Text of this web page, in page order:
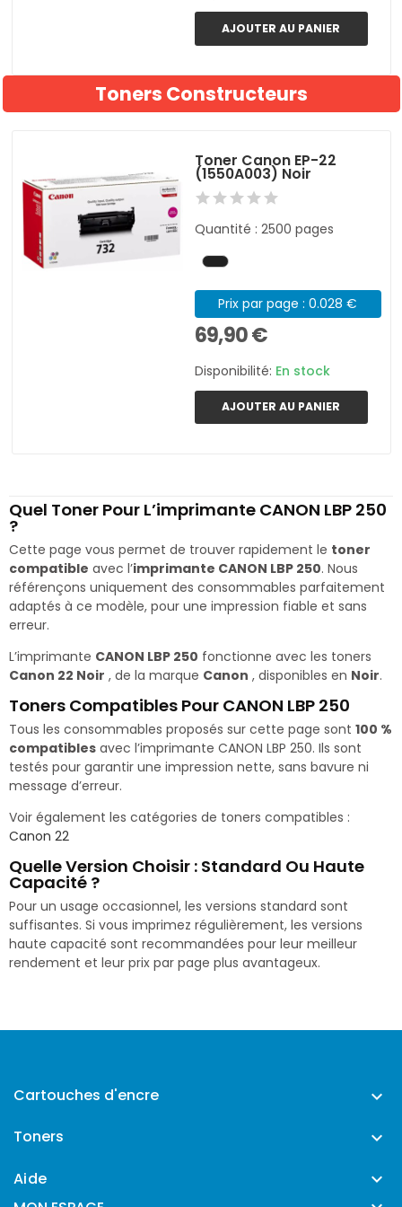
AJOUTER AU PANIER
Toners Constructeurs
Toner Canon EP-22
(1550A003) Noir
Quantité : 2500 pages
Prix par page : 0.028 €
69,90 €
Disponibilité: En stock
AJOUTER AU PANIER
Quel Toner Pour L’imprimante CANON LBP 250
?
Cette page vous permet de trouver rapidement le toner
compatible avec l’imprimante CANON LBP 250. Nous
référençons uniquement des consommables parfaitement
adaptés à ce modèle, pour une impression fiable et sans
erreur.
L’imprimante CANON LBP 250 fonctionne avec les toners
Canon 22 Noir , de la marque Canon , disponibles en Noir.
Toners Compatibles Pour CANON LBP 250
Tous les consommables proposés sur cette page sont 100 %
compatibles avec l’imprimante CANON LBP 250. Ils sont
testés pour garantir une impression nette, sans bavure ni
message d’erreur.
Voir également les catégories de toners compatibles :
Canon 22
Quelle Version Choisir : Standard Ou Haute
Capacité ?
Pour un usage occasionnel, les versions standard sont
suffisantes. Si vous imprimez régulièrement, les versions
haute capacité sont recommandées pour leur meilleur
rendement et leur prix par page plus avantageux.
Cartouches d'encre 
Toners 
Aide 